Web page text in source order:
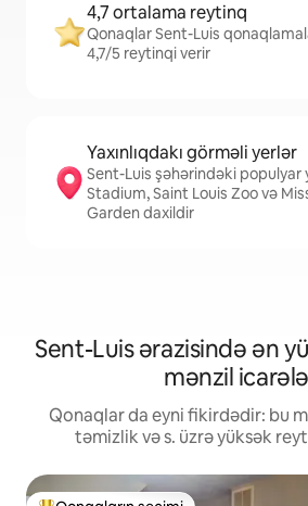
4,7 ortalama reytinq
Qonaqlar Sent-Luis
4,7/5 reytinqi verir
Yaxınlıqdakı görməli yerlər
Sent-Luis şəhərindəki populyar
Stadium, Saint Louis Zoo və
Garden daxildir
Sent-Luis ərazisində ən
mənzil
Qonaqlar da eyni fikirdədir: bu
təmizlik və s. üzrə yüksək